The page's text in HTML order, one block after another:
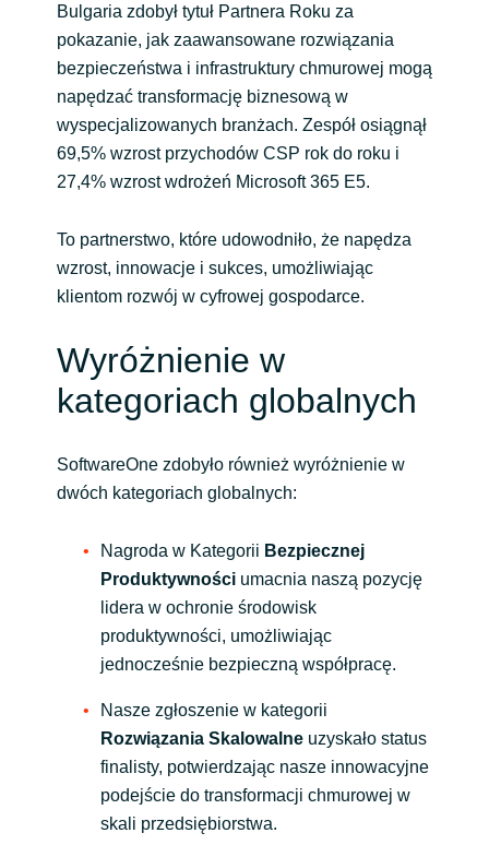
Bulgaria zdobył tytuł Partnera Roku za
pokazanie, jak zaawansowane rozwiązania
bezpieczeństwa i infrastruktury chmurowej mogą
napędzać transformację biznesową w
wyspecjalizowanych branżach. Zespół osiągnął
69,5% wzrost przychodów CSP rok do roku i
27,4% wzrost wdrożeń Microsoft 365 E5.
To partnerstwo, które udowodniło, że napędza
wzrost, innowacje i sukces, umożliwiając
klientom rozwój w cyfrowej gospodarce.
Wyróżnienie w
kategoriach globalnych
SoftwareOne zdobyło również wyróżnienie w
dwóch kategoriach globalnych:
Nagroda w Kategorii Bezpiecznej
Produktywnościumacnia naszą pozycję
lidera w ochronie środowisk
produktywności, umożliwiając
jednocześnie bezpieczną współpracę.
Nasze zgłoszenie w kategorii
Rozwiązania Skalowalneuzyskało status
finalisty, potwierdzając nasze innowacyjne
podejście do transformacji chmurowej w
skali przedsiębiorstwa.